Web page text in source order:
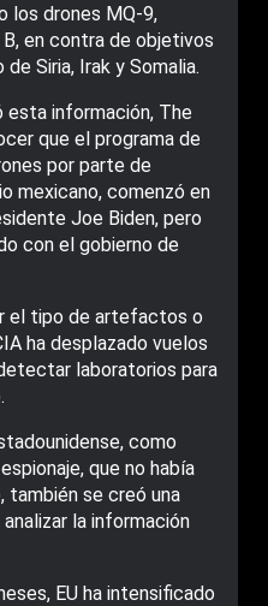
los drones MQ-9,
en contra de objetivos
Siria, Irak y Somalia.
esta información, The
que el programa de
por parte de
mexicano, comenzó en
Joe Biden, pero
con el gobierno de
el tipo de artefactos o
ha desplazado vuelos
laboratorios para
como
que no había
también se creó una
la información
EU ha intensificado